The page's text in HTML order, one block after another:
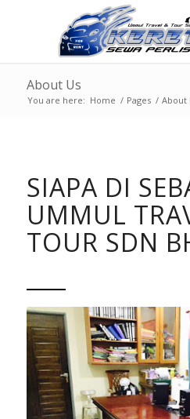
About Us
You are here: Home / Pages / About
SIAPA DI
UMMUL
TOUR SDN